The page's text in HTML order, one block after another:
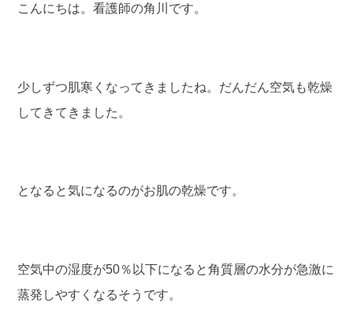
こんにちは。看護師の角川です。
少しずつ肌寒くなってきましたね。だんだん空気も乾燥
してきてきました。
となると気になるのがお肌の乾燥です。
空気中の湿度が50％以下になると角質層の水分が急激に
蒸発しやすくなるそうです。